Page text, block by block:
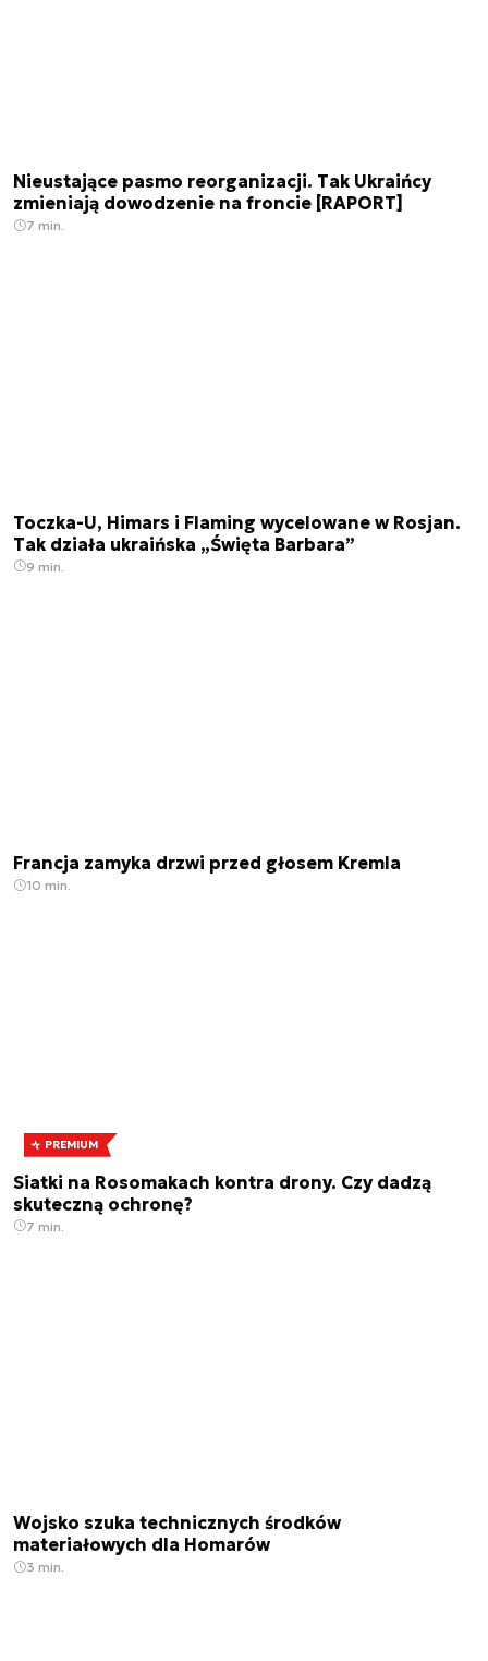
Nieustające pasmo reorganizacji. Tak Ukraińcy
zmieniają dowodzenie na froncie [RAPORT]
7 min.
Toczka-U, Himars i Flaming wycelowane w Rosjan.
Tak działa ukraińska „Święta Barbara”
9 min.
Francja zamyka drzwi przed głosem Kremla
10 min.
PREMIUM
Siatki na Rosomakach kontra drony. Czy dadzą
skuteczną ochronę?
7 min.
Wojsko szuka technicznych środków
materiałowych dla Homarów
3 min.